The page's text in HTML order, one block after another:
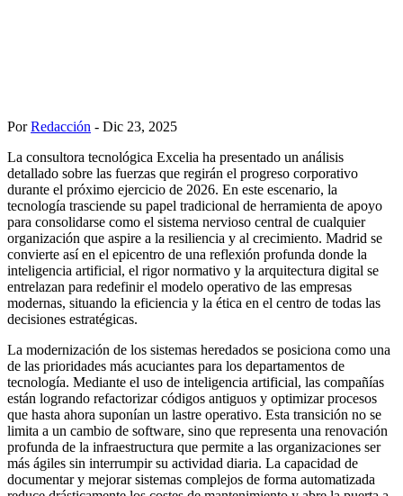
PorRedacción - Dic 23, 2025
La consultora tecnológica Excelia ha presentado un análisis
detallado sobre las fuerzas que regirán el progreso corporativo
durante el próximo ejercicio de 2026. En este escenario, la
tecnología trasciende su papel tradicional de herramienta de apoyo
para consolidarse como el sistema nervioso central de cualquier
organización que aspire a la resiliencia y al crecimiento. Madrid se
convierte así en el epicentro de una reflexión profunda donde la
inteligencia artificial, el rigor normativo y la arquitectura digital se
entrelazan para redefinir el modelo operativo de las empresas
modernas, situando la eficiencia y la ética en el centro de todas las
decisiones estratégicas.
La modernización de los sistemas heredados se posiciona como una
de las prioridades más acuciantes para los departamentos de
tecnología. Mediante el uso de inteligencia artificial, las compañías
están logrando refactorizar códigos antiguos y optimizar procesos
que hasta ahora suponían un lastre operativo. Esta transición no se
limita a un cambio de software, sino que representa una renovación
profunda de la infraestructura que permite a las organizaciones ser
más ágiles sin interrumpir su actividad diaria. La capacidad de
documentar y mejorar sistemas complejos de forma automatizada